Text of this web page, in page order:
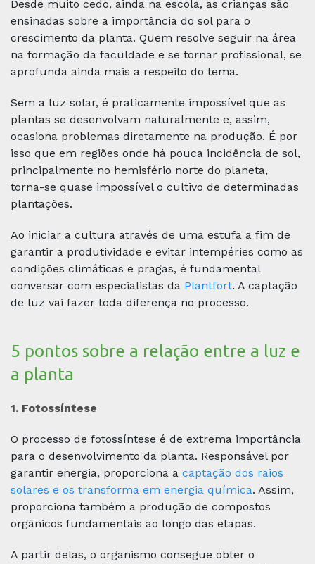
Eventos
Contato
REDES SOCIAIS
Curta nossa página
Facebook
Increva-se em nosso canal
Siga nosso perfil
LinkedIn
Siga nosso perfil
Twitter
+55 (16) 3368-4108
WhatsApp
+55 (16) 99183-0506
Desde muito cedo, ainda na escola, as crianças são
ensinadas sobre a importância do sol para o
crescimento da planta. Quem resolve seguir na área
na formação da faculdade e se tornar profissional, se
aprofunda ainda mais a respeito do tema.
Sem a luz solar, é praticamente impossível que as
plantas se desenvolvam naturalmente e, assim,
ocasiona problemas diretamente na produção. É por
isso que em regiões onde há pouca incidência de sol,
principalmente no hemisfério norte do planeta,
torna-se quase impossível o cultivo de determinadas
plantações.
Ao iniciar a cultura através de uma estufa a fim de
garantir a produtividade e evitar intempéries como as
condições climáticas e pragas, é fundamental
conversar com especialistas da Plantfort. A captação
de luz vai fazer toda diferença no processo.
5 pontos sobre a relação entre a luz e
a planta
1. Fotossíntese
O processo de fotossíntese é de extrema importância
para o desenvolvimento da planta. Responsável por
garantir energia, proporciona a captação dos raios
solares e os transforma em energia química. Assim,
proporciona também a produção de compostos
orgânicos fundamentais ao longo das etapas.
A partir delas, o organismo consegue obter o